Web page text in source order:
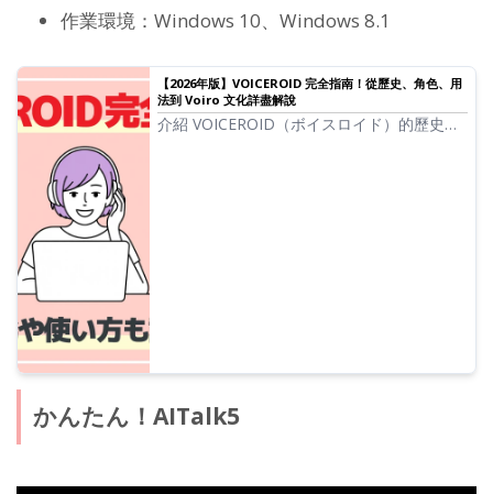
作業環境：Windows 10、Windows 8.1
【2026年版】VOICEROID 完全指南！從歷史、角色、用
法到 Voiro 文化詳盡解說
介紹 VOICEROID（ボイスロイド）的歷史、
かんたん！AITalk5